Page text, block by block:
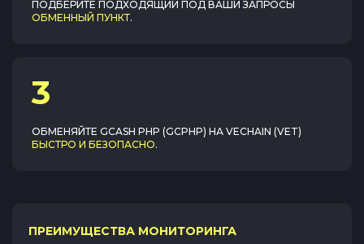
ПОДБЕРИТЕ ПОДХОДЯЩИЙ ПОД ВАШИ ЗАПРОСЫ
ОБМЕННЫЙ ПУНКТ.
3
ОБМЕНЯЙТЕ GCASH PHP (GCPHP) НА VECHAIN (VET)
БЫСТРО И БЕЗОПАСНО.
ПРЕИМУЩЕСТВА МОНИТОРИНГА